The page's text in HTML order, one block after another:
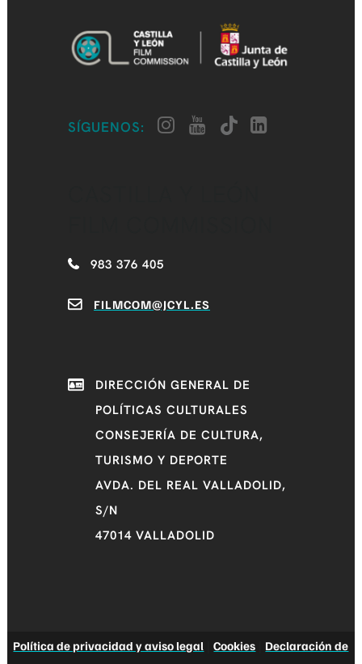
SÍGUENOS:
983 376 405
FILMCOM@JCYL.ES
DIRECCIÓN GENERAL DE
POLÍTICAS CULTURALES
CONSEJERÍA DE CULTURA,
TURISMO Y DEPORTE
AVDA. DEL REAL VALLADOLID,
S/N
47014 VALLADOLID
Política de privacidad y aviso legal |Cookies Declaración de